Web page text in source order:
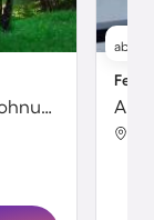
Familienfreundliche charmante Wohnung mit Garten und Grill | Panoramablick | Neben dem Strand | Haustiere erlaubt
ab